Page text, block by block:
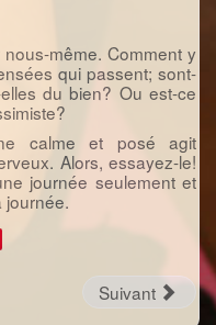
même. Comment y
qui passent; sont-
du bien? Ou est-ce
calme et posé agit
Alors, essayez-le!
journée seulement et
journée.
Suivant